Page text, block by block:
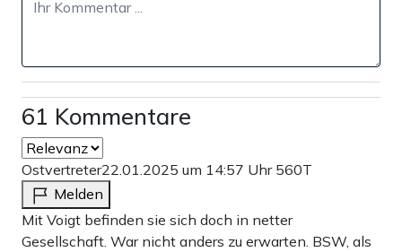
61 Kommentare
Ostvertreter22.01.2025 um 14:57 Uhr 560T
Melden
Mit Voigt befinden sie sich doch in netter
Gesellschaft. War nicht anders zu erwarten. BSW, als